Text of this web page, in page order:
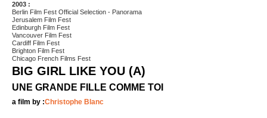
2003 :
Berlin Film Fest Official Selection - Panorama
Jerusalem Film Fest
Edinburgh Film Fest
Vancouver Film Fest
Cardiff Film Fest
Brighton Film Fest
Chicago French Films Fest
BIG GIRL LIKE YOU (A)
UNE GRANDE FILLE COMME TOI
a film by :Christophe Blanc